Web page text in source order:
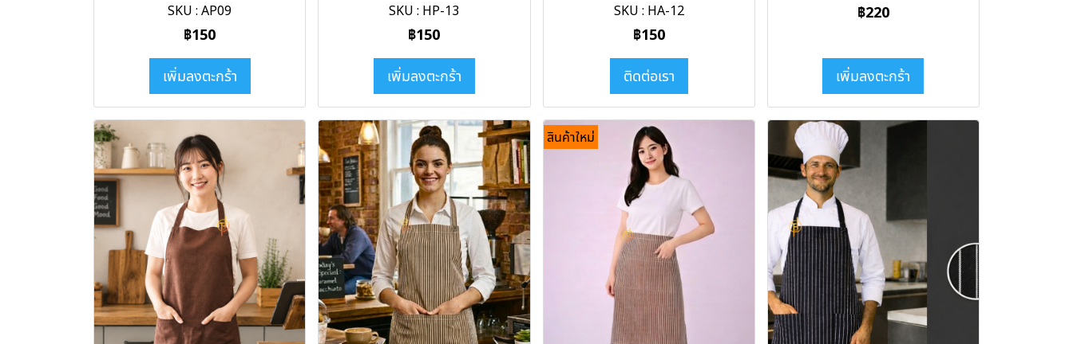
SKU : AP09
฿150
เพิ่มลงตะกร้า
SKU : HP-13
฿150
เพิ่มลงตะกร้า
SKU : HA-12
฿150
ติดต่อเรา
฿220
เพิ่มลงตะกร้า
สินค้าใหม่